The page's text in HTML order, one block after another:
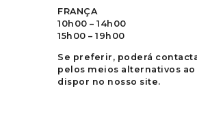
FRANÇA
10h00 – 14h00
15h00 – 19h00
Se preferir, poderá
pelos meios alternativos ao
dispor no nosso site.